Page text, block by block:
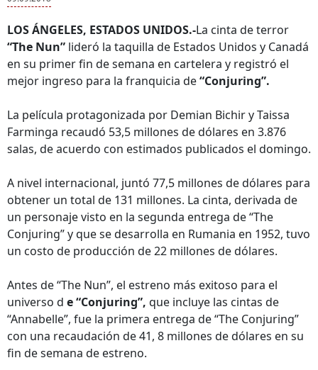
LOS ÁNGELES, ESTADOS UNIDOS.-La cinta de terror
“The Nun” lideró la taquilla de Estados Unidos y Canadá
en su primer fin de semana en cartelera y registró el
mejor ingreso para la franquicia de“Conjuring”.
La película protagonizada por Demian Bichir y Taissa
Farminga recaudó 53,5 millones de dólares en 3.876
salas, de acuerdo con estimados publicados el domingo.
A nivel internacional, juntó 77,5 millones de dólares para
obtener un total de 131 millones. La cinta, derivada de
un personaje visto en la segunda entrega de “The
Conjuring” y que se desarrolla en Rumania en 1952, tuvo
un costo de producción de 22 millones de dólares.
Antes de “The Nun”, el estreno más exitoso para el
universo d e “Conjuring”, que incluye las cintas de
“Annabelle”, fue la primera entrega de “The Conjuring”
con una recaudación de 41, 8 millones de dólares en su
fin de semana de estreno.